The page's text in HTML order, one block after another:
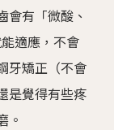
會有「微酸、
適應，不會
牙矯正（不會
是覺得有些疼
。